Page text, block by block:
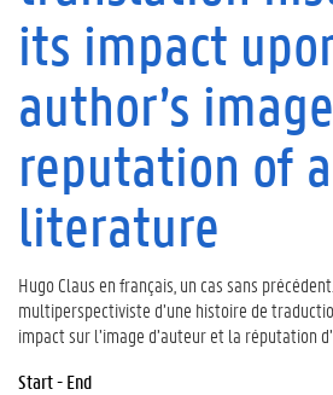
its impact
author’s
reputation of
literature
Hugo Claus en français, un cas sans
multiperspectiviste d’une histoire de
impact sur l’image d’auteur et la réputation
Start - End